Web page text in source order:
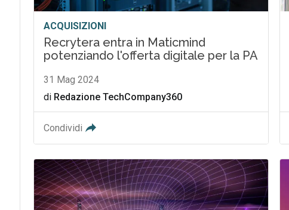
ACQUISIZIONI
Recrytera entra in Maticmind
potenziando l'offerta digitale per la PA
31 Mag 2024
di Redazione TechCompany360
Condividi